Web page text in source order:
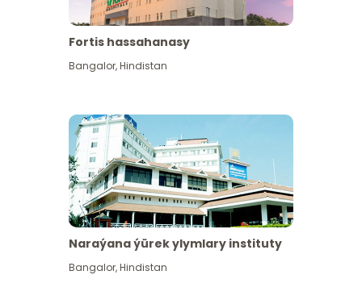
Fortis hassahanasy
Bangalor,Hindistan
Naraýana ýürek ylymlary instituty
Bangalor,Hindistan